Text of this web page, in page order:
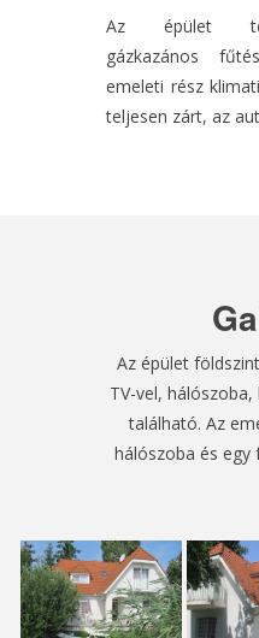
Az épület
gázkazános
emeleti rész
teljesen zárt, az
Az épület
TV-vel,
található. Az
hálószoba és egy